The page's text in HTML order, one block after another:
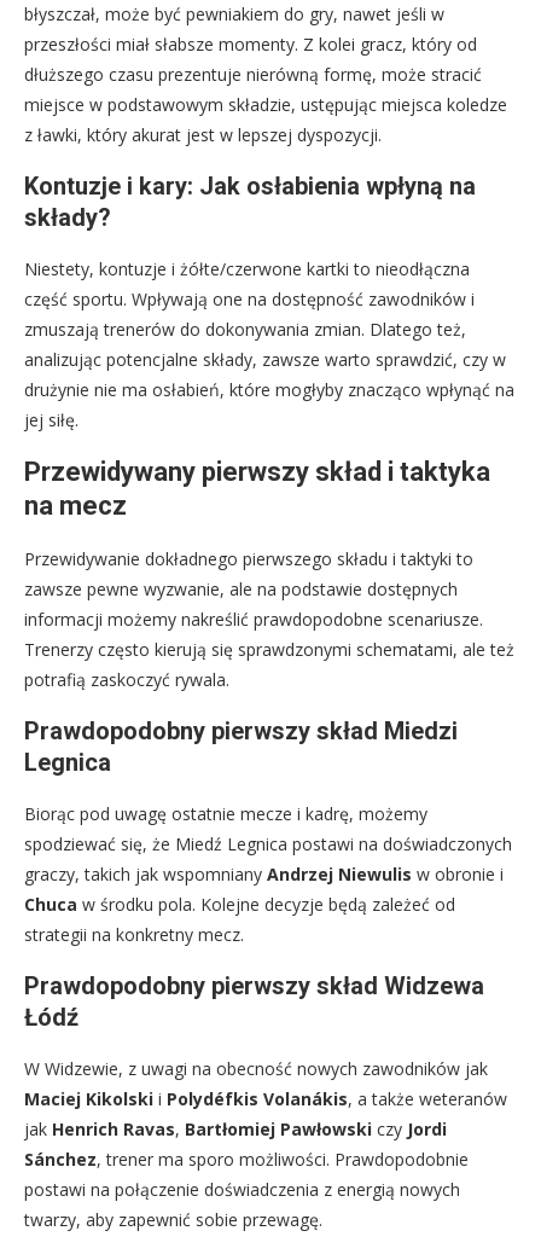
błyszczał, może być pewniakiem do gry, nawet jeśli w
przeszłości miał słabsze momenty. Z kolei gracz, który od
dłuższego czasu prezentuje nierówną formę, może stracić
miejsce w podstawowym składzie, ustępując miejsca koledze
z ławki, który akurat jest w lepszej dyspozycji.
Kontuzje i kary: Jak osłabienia wpłyną na
składy?
Niestety, kontuzje i żółte/czerwone kartki to nieodłączna
część sportu. Wpływają one na dostępność zawodników i
zmuszają trenerów do dokonywania zmian. Dlatego też,
analizując potencjalne składy, zawsze warto sprawdzić, czy w
drużynie nie ma osłabień, które mogłyby znacząco wpłynąć na
jej siłę.
Przewidywany pierwszy skład i taktyka
na mecz
Przewidywanie dokładnego pierwszego składu i taktyki to
zawsze pewne wyzwanie, ale na podstawie dostępnych
informacji możemy nakreślić prawdopodobne scenariusze.
Trenerzy często kierują się sprawdzonymi schematami, ale też
potrafią zaskoczyć rywala.
Prawdopodobny pierwszy skład Miedzi
Legnica
Biorąc pod uwagę ostatnie mecze i kadrę, możemy
spodziewać się, że Miedź Legnica postawi na doświadczonych
graczy, takich jak wspomniany Andrzej Niewulis w obronie i
Chuca w środku pola. Kolejne decyzje będą zależeć od
strategii na konkretny mecz.
Prawdopodobny pierwszy skład Widzewa
Łódź
W Widzewie, z uwagi na obecność nowych zawodników jak
Maciej Kikolski i Polydéfkis Volanákis, a także weteranów
jak Henrich Ravas, Bartłomiej Pawłowski czy Jordi
Sánchez, trener ma sporo możliwości. Prawdopodobnie
postawi na połączenie doświadczenia z energią nowych
twarzy, aby zapewnić sobie przewagę.